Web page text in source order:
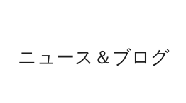
peripherals and a Renesas
ニュース＆ブログ